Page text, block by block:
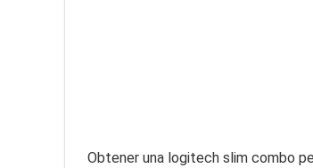
Obtener una logitech slim combo